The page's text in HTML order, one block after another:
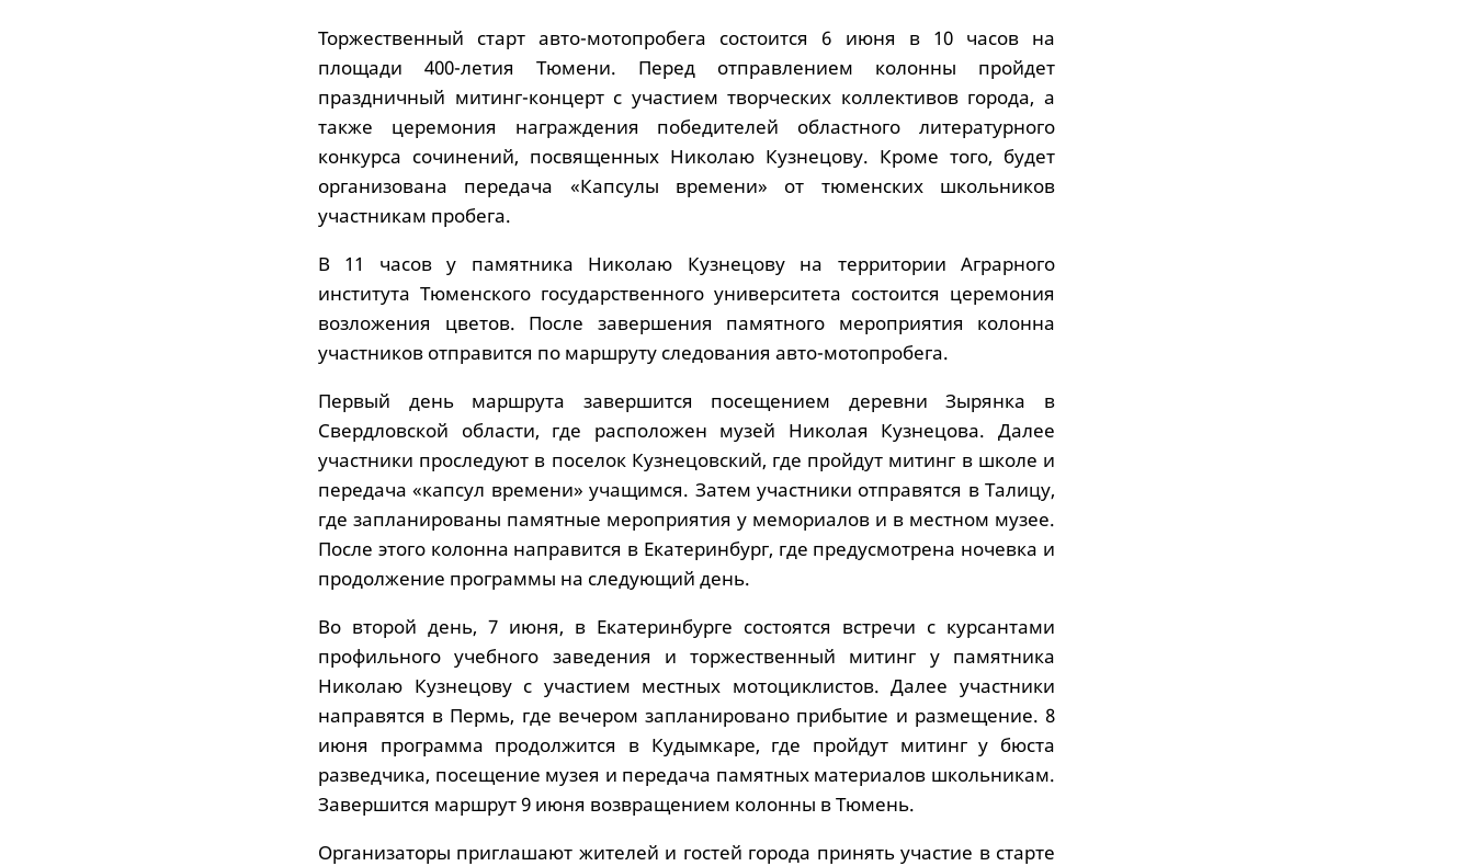
Торжественный старт авто-мотопробега состоится 6 июня в 10 часов на
площади 400-летия Тюмени. Перед отправлением колонны пройдет
праздничный митинг-концерт с участием творческих коллективов города, а
также церемония награждения победителей областного литературного
конкурса сочинений, посвященных Николаю Кузнецову. Кроме того, будет
организована передача «Капсулы времени» от тюменских школьников
участникам пробега.
В 11 часов у памятника Николаю Кузнецову на территории Аграрного
института Тюменского государственного университета состоится церемония
возложения цветов. После завершения памятного мероприятия колонна
участников отправится по маршруту следования авто-мотопробега.
Первый день маршрута завершится посещением деревни Зырянка в
Свердловской области, где расположен музей Николая Кузнецова. Далее
участники проследуют в поселок Кузнецовский, где пройдут митинг в школе и
передача «капсул времени» учащимся. Затем участники отправятся в Талицу,
где запланированы памятные мероприятия у мемориалов и в местном музее.
После этого колонна направится в Екатеринбург, где предусмотрена ночевка и
продолжение программы на следующий день.
Во второй день, 7 июня, в Екатеринбурге состоятся встречи с курсантами
профильного учебного заведения и торжественный митинг у памятника
Николаю Кузнецову с участием местных мотоциклистов. Далее участники
направятся в Пермь, где вечером запланировано прибытие и размещение. 8
июня программа продолжится в Кудымкаре, где пройдут митинг у бюста
разведчика, посещение музея и передача памятных материалов школьникам.
Завершится маршрут 9 июня возвращением колонны в Тюмень.
Организаторы приглашают жителей и гостей города принять участие в старте